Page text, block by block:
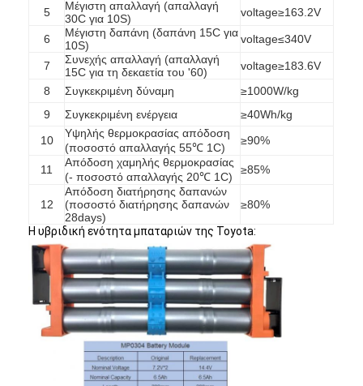
Σπίτι
Προϊόντα
Περίπου εμείς
Γύρος εργοστασίων
5
Μέγιστη απαλλαγή (απαλλαγή
30C για 10S)
voltage≥163.2V
6
Μέγιστη δαπάνη (δαπάνη 15C για
10S)
voltage≤340V
7
Συνεχής απαλλαγή (απαλλαγή
15C για τη δεκαετία του '60)
voltage≥183.6V
8
Συγκεκριμένη δύναμη
≥1000W/kg
9
Συγκεκριμένη ενέργεια
≥40Wh/kg
10
Υψηλής θερμοκρασίας απόδοση
(ποσοστό απαλλαγής 55℃ 1C)
≥90%
11
Απόδοση χαμηλής θερμοκρασίας
(- ποσοστό απαλλαγής 20℃ 1C)
≥85%
12
Απόδοση διατήρησης δαπανών
(ποσοστό διατήρησης δαπανών
28days)
≥80%
Η υβριδική ενότητα μπαταριών της Toyota: